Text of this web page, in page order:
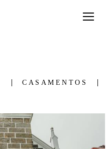
CASAMENTOS